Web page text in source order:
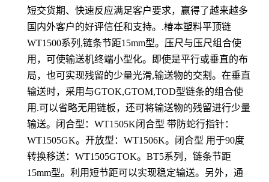
短交货期、快速反应满足客户要求，赢得了越来越多
国内外客户的好评信任和支持。.椿本塑料平顶链
WT1500系列,链条节距15mm型。压尺与压尺组合使
用，可使输送机终端小型化。即使是平行或垂直的布
局，也可实现残留的少量光滑,输送物的交割。在垂直
输送时，采用与GTOK,GTOM,TOD型链条的组合使
用.可以省略无用链板，还可将输送物的残留进行少量
输送。闭合型：WT1505K闭合型 带防蛇行指针：
WT1505GK。开放型：WT1506K。闭合型 用于90度
转换移送：WT1505GTOK。BT5系列，链条节距
15mm型。利用短节距可以实现稳定输送。另外，通